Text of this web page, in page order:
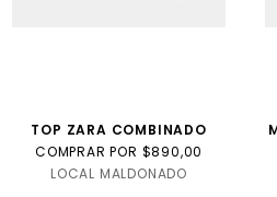
TOP ZARA COMBINADO
COMPRAR POR $890,00
LOCAL MALDONADO